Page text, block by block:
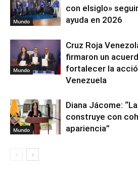
Mundo
con elsiglo»
ayuda en 2026
Mundo
Cruz Roja
firmaron un
fortalecer la
Venezuela
Mundo
Diana Jácome:
construye con
apariencia”